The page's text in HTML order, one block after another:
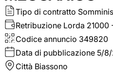
Tipo di contratto
Retribuzione Lorda 21000
Codice annuncio 349820
Data di pubblicazione 5/
Città Biassono